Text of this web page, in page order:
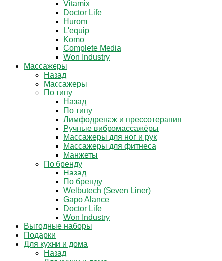
Vitamix
Doctor Life
Hurom
L'equip
Komo
Complete Media
Won Industry
Массажеры
Назад
Массажеры
По типу
Назад
По типу
Лимфодренаж и прессотерапия
Ручные вибромассажёры
Массажеры для ног и рук
Массажеры для фитнеса
Манжеты
По бренду
Назад
По бренду
Welbutech (Seven Liner)
Gapo Alance
Doctor Life
Won Industry
Выгодные наборы
Подарки
Для кухни и дома
Назад